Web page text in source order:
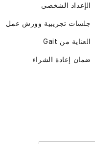
الإعداد الشخصي
جلسات تجريبية وورش عمل
العناية من Gait
ضمان إعادة الشراء